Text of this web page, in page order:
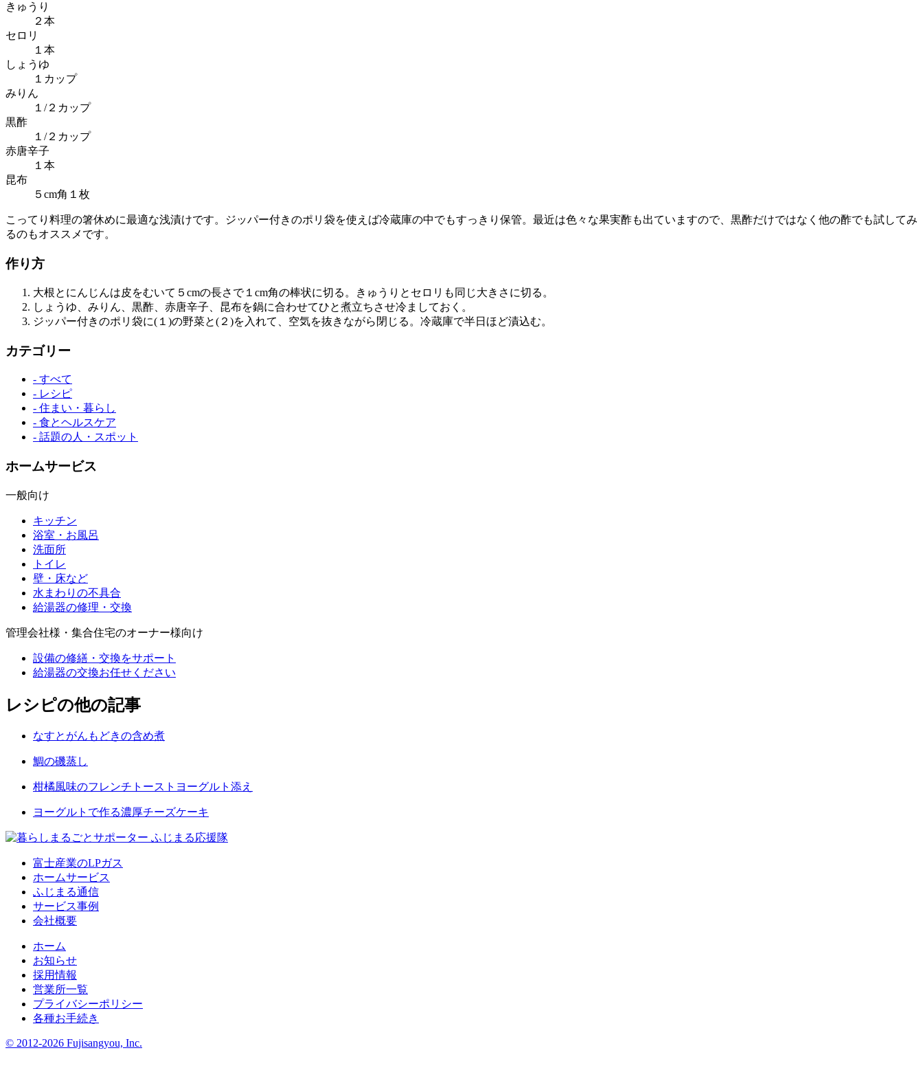
きゅうり
２本
セロリ
１本
しょうゆ
１カップ
みりん
１/２カップ
黒酢
１/２カップ
赤唐辛子
１本
昆布
５cm角１枚
こってり料理の箸休めに最適な浅漬けです。ジッパー付きのポリ袋を使えば冷蔵庫の中でもすっきり保管。最近は色々な果実酢も出ていますので、黒酢だけではなく他の酢でも試してみ
るのもオススメです。
作り方
大根とにんじんは皮をむいて５cmの長さで１cm角の棒状に切る。きゅうりとセロリも同じ大きさに切る。
しょうゆ、みりん、黒酢、赤唐辛子、昆布を鍋に合わせてひと煮立ちさせ冷ましておく。
ジッパー付きのポリ袋に(１)の野菜と(２)を入れて、空気を抜きながら閉じる。冷蔵庫で半日ほど漬込む。
カテゴリー
- すべて
- レシピ
- 住まい・暮らし
- 食とヘルスケア
- 話題の人・スポット
ホームサービス
一般向け
キッチン
浴室・お風呂
洗面所
トイレ
壁・床など
水まわりの不具合
給湯器の修理・交換
管理会社様・集合住宅のオーナー様向け
設備の修繕・交換をサポート
給湯器の交換お任せください
レシピの他の記事
なすとがんもどきの含め煮
鯛の磯蒸し
柑橘風味のフレンチトーストヨーグルト添え
ヨーグルトで作る濃厚チーズケーキ
富士産業のLPガス
ホームサービス
ふじまる通信
サービス事例
会社概要
ホーム
お知らせ
採用情報
営業所一覧
プライバシーポリシー
各種お手続き
© 2012-2026 Fujisangyou, Inc.